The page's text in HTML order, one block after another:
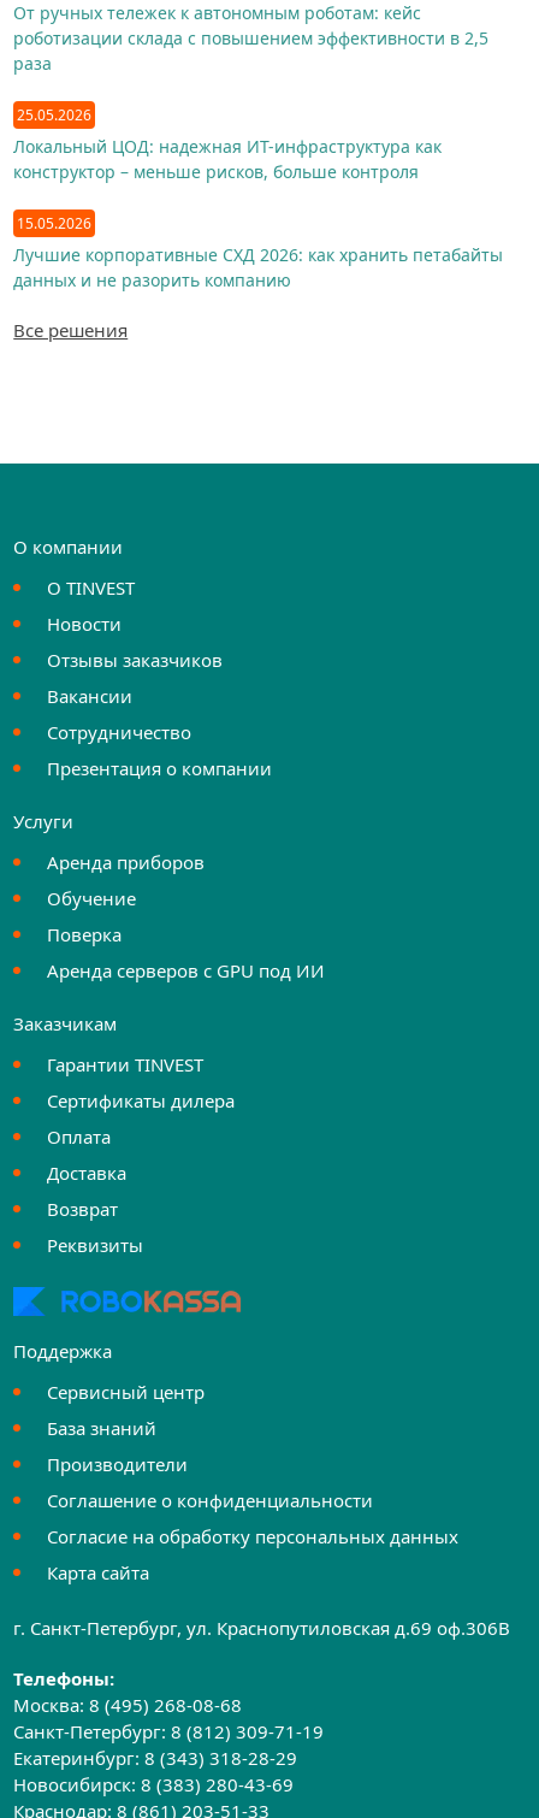
От ручных тележек к автономным роботам: кейс
роботизации склада с повышением эффективности в 2,5
раза
25.05.2026
Локальный ЦОД: надежная ИТ-инфраструктура как
конструктор – меньше рисков, больше контроля
15.05.2026
Лучшие корпоративные СХД 2026: как хранить петабайты
данных и не разорить компанию
Все решения
О компании
О TINVEST
Новости
Отзывы заказчиков
Вакансии
Сотрудничество
Презентация о компании
Услуги
Аренда приборов
Обучение
Поверка
Аренда серверов с GPU под ИИ
Заказчикам
Гарантии TINVEST
Сертификаты дилера
Оплата
Доставка
Возврат
Реквизиты
Поддержка
Сервисный центр
База знаний
Производители
Соглашение о конфиденциальности
Согласие на обработку персональных данных
Карта сайта
г. Санкт-Петербург, ул. Краснопутиловская д.69 оф.306B
Телефоны:
Москва:8 (495) 268-08-68
Санкт-Петербург:8 (812) 309-71-19
Екатеринбург:8 (343) 318-28-29
Новосибирск:8 (383) 280-43-69
Краснодар:8 (861) 203-51-33